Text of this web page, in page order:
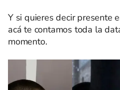
Y si quieres decir presente
acá te contamos toda la
momento.